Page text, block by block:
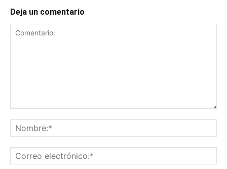
Deja un comentario